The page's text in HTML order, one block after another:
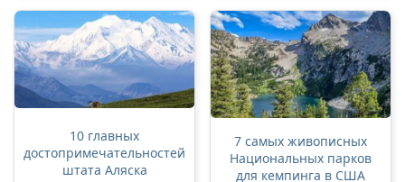
10 главных
достопримечательностей
штата Аляска
7 самых живописных
Национальных парков
для кемпинга в США